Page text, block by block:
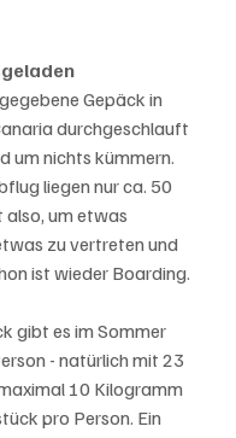
Gepäck in
durchgeschlauft
um nichts kümmern.
liegen nur ca. 50
also, um etwas
zu vertreten und
ist wieder Boarding.
gibt es im Sommer
- natürlich mit 23
10 Kilogramm
pro Person. Ein